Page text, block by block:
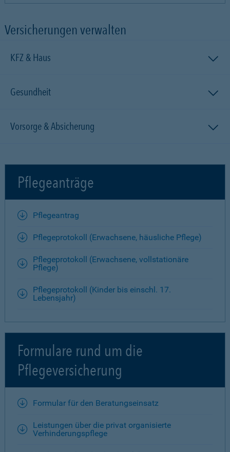
Versicherungen verwalten
KFZ & Haus
Gesundheit
Vorsorge & Absicherung
Pflegeanträge
Pflegeantrag
Pflegeprotokoll (Erwachsene, häusliche Pflege)
Pflegeprotokoll (Erwachsene, vollstationäre
Pflege)
Pflegeprotokoll (Kinder bis einschl. 17.
Lebensjahr)
Formulare rund um die
Pflegeversicherung
Formular für den Beratungseinsatz
Leistungen über die privat organisierte
Verhinderungspflege